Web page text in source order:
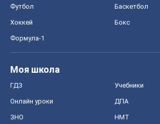
Футбол Баскетбол
Хоккей Бокс
Формула-1
Моя школа
ГДЗ Учебники
Онлайн уроки ДПА
ЗНО НМТ